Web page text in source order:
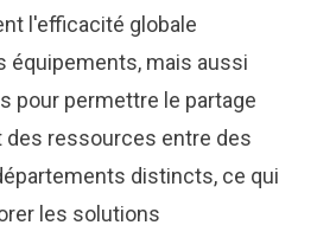
l'efficacité globale
équipements, mais aussi
pour permettre le partage
des ressources entre des
distincts, ce qui
les solutions